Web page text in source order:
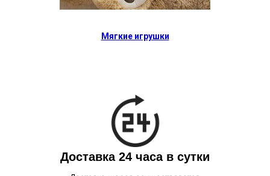
Мягкие игрушки
Доставка 24 часа в сутки